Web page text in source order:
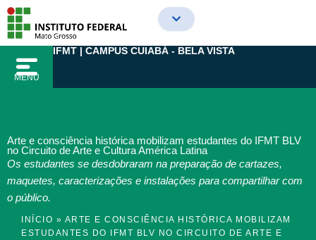
para
conteúdo
MENU
IFMT | CAMPUS CUIABÁ - BELA VISTA
Arte e consciência histórica mobilizam estudantes do IFMT BLV
no Circuito de Arte e Cultura América Latina
Os estudantes se desdobraram na preparação de cartazes,
maquetes, caracterizações e instalações para compartilhar com
o público.
INÍCIO » ARTE E CONSCIÊNCIA HISTÓRICA MOBILIZAM
ESTUDANTES DO IFMT BLV NO CIRCUITO DE ARTE E